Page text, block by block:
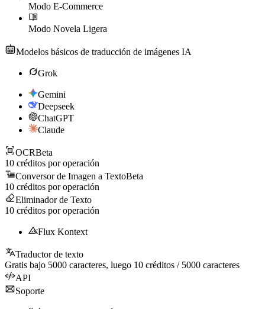
Modo E-Commerce
Modo Novela Ligera
Modelos básicos de traducción de imágenes IA
Grok
Gemini
Deepseek
ChatGPT
Claude
OCRBeta
10 créditos por operación
Conversor de Imagen a TextoBeta
10 créditos por operación
Eliminador de Texto
10 créditos por operación
Flux Kontext
Traductor de texto
Gratis bajo 5000 caracteres, luego 10 créditos / 5000 caracteres
API
Soporte